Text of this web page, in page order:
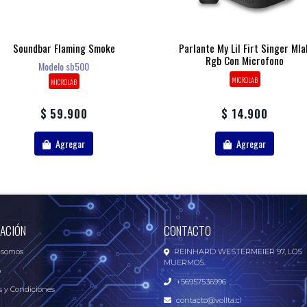
Soundbar Flaming Smoke
Modelo sb500
MICROLAB
$ 59.900
Agregar
Parlante My Lil Firt Singer
Rgb Con Microfono
MICROLAB
$ 14.900
Agregar
y Condiciones
CONTACTO
REINHARD WESTERMEIER 97, LOS
MUERMOS.
+56957536996
contacto@vollta.cl